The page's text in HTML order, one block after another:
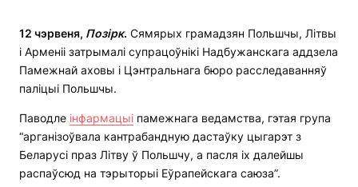
12 чэрвеня, Позірк. Сямярых грамадзян Польшчы, Літвы
і Арменіі затрымалі супрацоўнікі Надбужанскага аддзела
Памежнай аховы і Цэнтральнага бюро расследаванняў
паліцыі Польшчы.
Паводле інфармацыі памежнага ведамства, гэтая група
“арганізоўвала кантрабандную дастаўку цыгарэт з
Беларусі праз Літву ў Польшчу, а пасля іх далейшы
распаўсюд на тэрыторыі Еўрапейскага саюза”.